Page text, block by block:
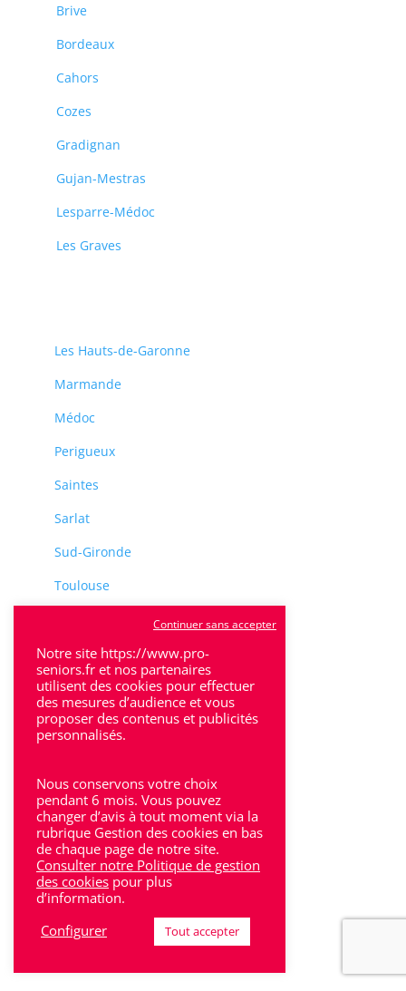
Brive
Bordeaux
Cahors
Cozes
Gradignan
Gujan-Mestras
Lesparre-Médoc
Les Graves
Les Hauts-de-Garonne
Marmande
Médoc
Perigueux
Saintes
Sarlat
Sud-Gironde
Toulouse
Villeneuve-Sur-Lot
Bron
Lyon
Lyon 6
Villeurbanne
Calluire
Notre site https://www.pro-
seniors.fr et nos partenaires
utilisent des cookies pour effectuer
des mesures d’audience et vous
proposer des contenus et publicités
personnalisés.
Nous conservons votre choix
pendant 6 mois. Vous pouvez
changer d’avis à tout moment via la
rubrique Gestion des cookies en bas
de chaque page de notre site.
Consulter notre Politique de gestion
des cookies pour plus
d’information.
Configurer
Continuer sans accepter
Tout accepter